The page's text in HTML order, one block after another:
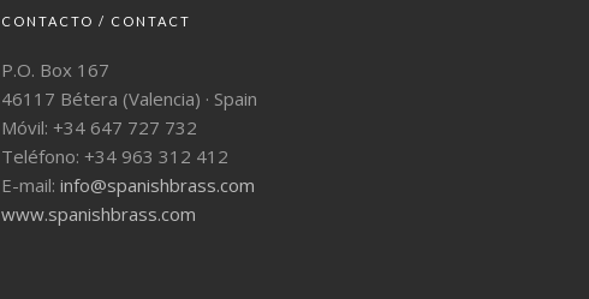
CONTACTO / CONTACT
P.O. Box 167
46117 Bétera (Valencia) · Spain
Móvil: +34 647 727 732
Teléfono: +34 963 312 412
E-mail:info@spanishbrass.com
www.spanishbrass.com